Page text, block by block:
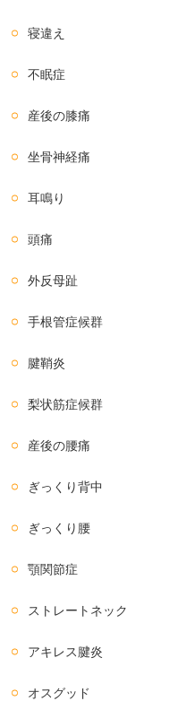
寝違え
不眠症
産後の膝痛
坐骨神経痛
耳鳴り
頭痛
外反母趾
手根管症候群
腱鞘炎
梨状筋症候群
産後の腰痛
ぎっくり背中
ぎっくり腰
顎関節症
ストレートネック
アキレス腱炎
オスグッド